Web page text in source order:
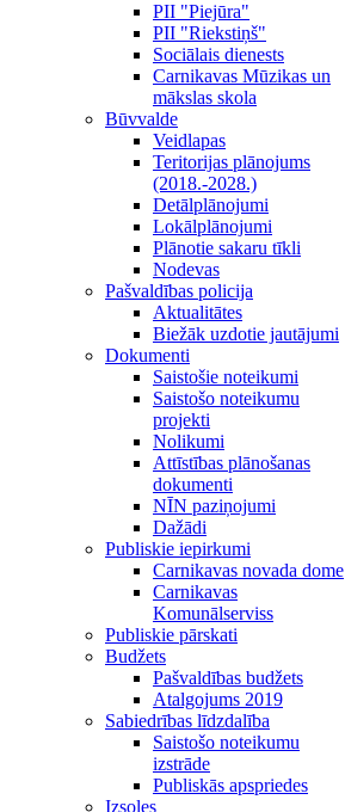
PII "Piejūra"
PII "Riekstiņš"
Sociālais dienests
Carnikavas Mūzikas un
mākslas skola
Būvvalde
Veidlapas
Teritorijas plānojums
(2018.-2028.)
Detālplānojumi
Lokālplānojumi
Plānotie sakaru tīkli
Nodevas
Pašvaldības policija
Aktualitātes
Biežāk uzdotie jautājumi
Dokumenti
Saistošie noteikumi
Saistošo noteikumu
projekti
Nolikumi
Attīstības plānošanas
dokumenti
NĪN paziņojumi
Dažādi
Publiskie iepirkumi
Carnikavas novada dome
Carnikavas
Komunālserviss
Publiskie pārskati
Budžets
Pašvaldības budžets
Atalgojums 2019
Sabiedrības līdzdalība
Saistošo noteikumu
izstrāde
Publiskās apspriedes
Izsoles